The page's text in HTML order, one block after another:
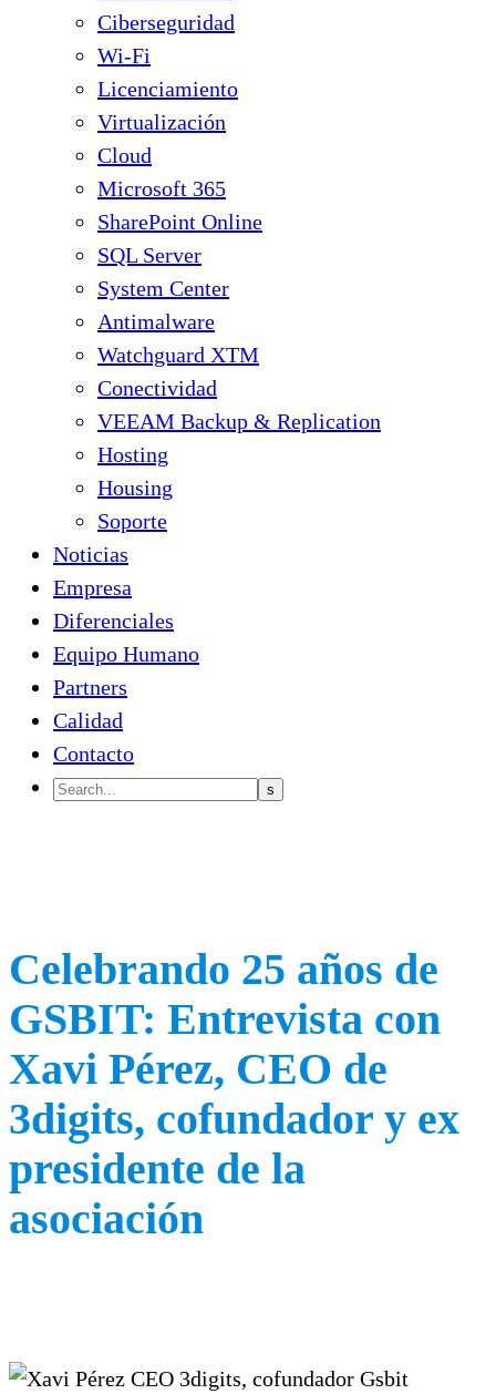
Ciberseguridad
Wi-Fi
Licenciamiento
Virtualización
Cloud
Microsoft 365
SharePoint Online
SQL Server
System Center
Antimalware
Watchguard XTM
Conectividad
VEEAM Backup & Replication
Hosting
Housing
Soporte
Noticias
Empresa
Diferenciales
Equipo Humano
Partners
Calidad
Contacto
Celebrando 25 años de
GSBIT: Entrevista con
Xavi Pérez, CEO de
3digits, cofundador y ex
presidente de la
asociación